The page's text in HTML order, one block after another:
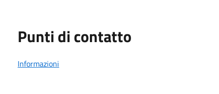
Punti di contatto
Informazioni